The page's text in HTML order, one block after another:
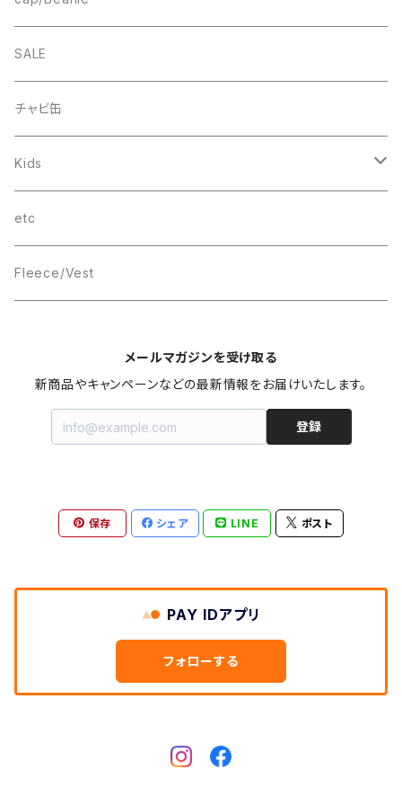
FB CAP
bee(r)
Smile
THINGS
wave
Box Logo
Box Logo
Box Logo
“C”
Wappen Beanie
SALE
チャビ缶
Kids
T-SHIRT
etc
Fleece/Vest
メールマガジンを受け取る
新商品やキャンペーンなどの最新情報をお届けいたします。
登録
保存 シェア LINE ポスト
PAY IDアプリ
フォローする